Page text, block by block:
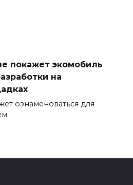
покажет экомобиль
на
ознаменоваться для